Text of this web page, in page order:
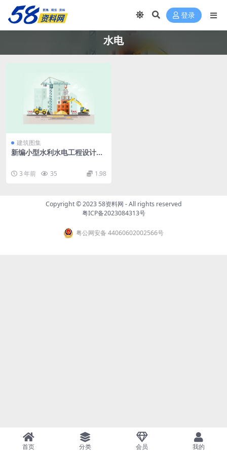
登录
水电
建筑图集
新编小型水利水电工程设计标
3 年前 35 1.98
Copyright © 2023 58资料网 - All rights reserved
粤ICP备2023084313号
粤公网安备 44060602002566号
首页 分类 会员 我的